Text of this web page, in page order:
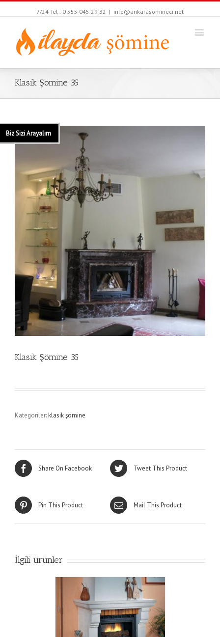
7/24 Tel : 0 555 045 29 32 | info@ankarasomineci.net
Klasik Şömine 35
Klasik Şömine 35
Kategoriler:klasik şömine
Share On Facebook Tweet This Product
Pin This Product Mail This Product
İlgili ürünler
Biz Sizi Arayalım